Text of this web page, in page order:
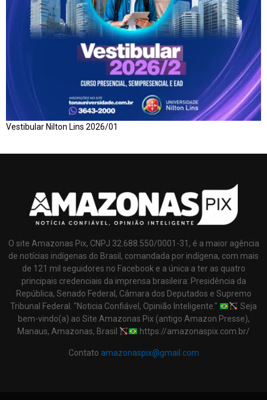
Vestibular Nilton Lins 2026/01
O site Amazonas Pix, CNPJ 32.688.550/0001-31, é a maior agência
de notícias indígenas do Brasil, comandada por indígena, com mais
de 121 mil seguidores no Facebook e a única a ter as quatro
principais credenciais da imprensa brasileira: Presidência da
República, Senado Federal, Câmara dos Deputados e Supremo
Tribunal Federal. "Noticia Confiável, Opinião Inteligente."
Seja
bem-vindo(a) ao Site Amazonas Pix (antigo Amazon Presse),
Manaus, Amazonas, Brasil
https://amazonaspix.com.br/
Contato amazonaspix@gmail.com